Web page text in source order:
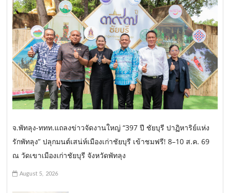
จ.พัทลุง-ททท.แถลงข่าวจัดงานใหญ่ “397 ปี ชัยบุรี ปาฏิหาริย์แห่ง
รักพัทลุง” ปลุกมนต์เสน่ห์เมืองเก่าชัยบุรี เข้าชมฟรี! 8–10 ส.ค. 69
ณ วัดเขาเมืองเก่าชัยบุรี จังหวัดพัทลุง
August 5, 2026